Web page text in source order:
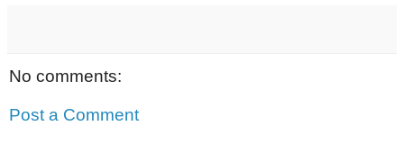
No comments:
Post a Comment